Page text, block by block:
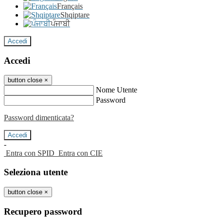
Français
Shqiptare
ਪੰਜਾਬੀ
Accedi
Accedi
button close ×
Nome Utente
Password
Password dimenticata?
-
Entra con SPID Entra con CIE
Seleziona utente
button close ×
Recupero password